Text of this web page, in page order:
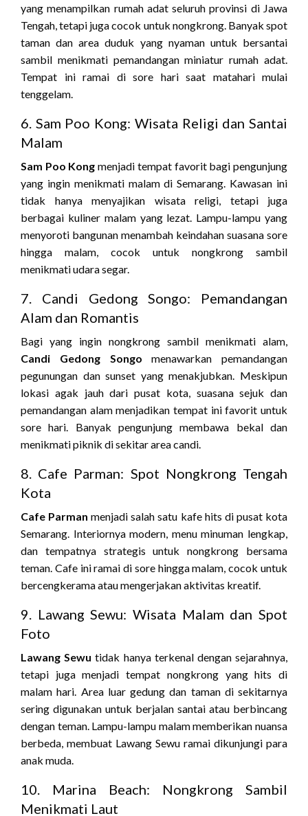
yang menampilkan rumah adat seluruh provinsi di Jawa
Tengah, tetapi juga cocok untuk nongkrong. Banyak spot
taman dan area duduk yang nyaman untuk bersantai
sambil menikmati pemandangan miniatur rumah adat.
Tempat ini ramai di sore hari saat matahari mulai
tenggelam.
6. Sam Poo Kong: Wisata Religi dan Santai
Malam
Sam Poo Kong menjadi tempat favorit bagi pengunjung
yang ingin menikmati malam di Semarang. Kawasan ini
tidak hanya menyajikan wisata religi, tetapi juga
berbagai kuliner malam yang lezat. Lampu-lampu yang
menyoroti bangunan menambah keindahan suasana sore
hingga malam, cocok untuk nongkrong sambil
menikmati udara segar.
7. Candi Gedong Songo: Pemandangan
Alam dan Romantis
Bagi yang ingin nongkrong sambil menikmati alam,
Candi Gedong Songo menawarkan pemandangan
pegunungan dan sunset yang menakjubkan. Meskipun
lokasi agak jauh dari pusat kota, suasana sejuk dan
pemandangan alam menjadikan tempat ini favorit untuk
sore hari. Banyak pengunjung membawa bekal dan
menikmati piknik di sekitar area candi.
8. Cafe Parman: Spot Nongkrong Tengah
Kota
Cafe Parman menjadi salah satu kafe hits di pusat kota
Semarang. Interiornya modern, menu minuman lengkap,
dan tempatnya strategis untuk nongkrong bersama
teman. Cafe ini ramai di sore hingga malam, cocok untuk
bercengkerama atau mengerjakan aktivitas kreatif.
9. Lawang Sewu: Wisata Malam dan Spot
Foto
Lawang Sewu tidak hanya terkenal dengan sejarahnya,
tetapi juga menjadi tempat nongkrong yang hits di
malam hari. Area luar gedung dan taman di sekitarnya
sering digunakan untuk berjalan santai atau berbincang
dengan teman. Lampu-lampu malam memberikan nuansa
berbeda, membuat Lawang Sewu ramai dikunjungi para
anak muda.
10. Marina Beach: Nongkrong Sambil
Menikmati Laut